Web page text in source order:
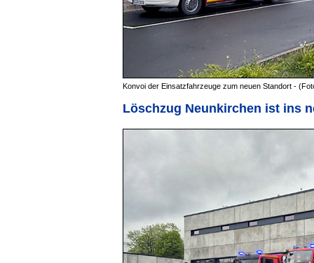
Konvoi der Einsatzfahrzeuge zum neuen Standort -
Löschzug Neunkirchen ist ins